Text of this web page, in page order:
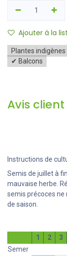
Ajouter à la
Plantes indigènes
✔ Balcons
Avis client
Instructions de
Semis de juillet à
mauvaise herbe.
semis précoces ne
de saison.
1
2 3
Semer